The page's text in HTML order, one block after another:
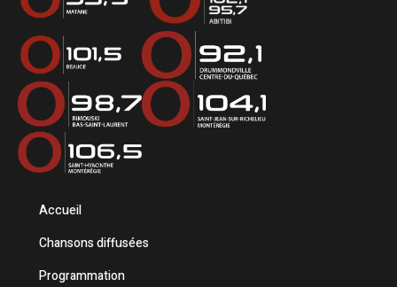
Accueil
Chansons diffusées
Programmation